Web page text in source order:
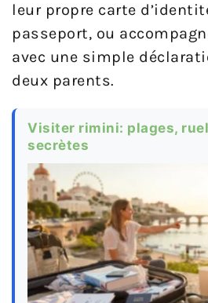
leur propre carte
passeport, ou
avec une simple
deux parents.
Visiter rimini: plages,
secrètes